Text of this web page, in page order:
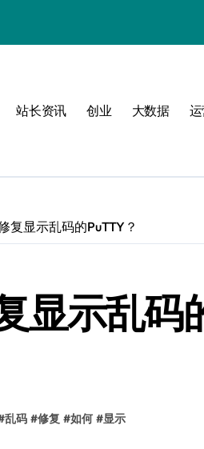
站长资讯 创业 大数据
复显示乱码的PuTTY？
显示乱码
乱码 #修复 #如何 #显示